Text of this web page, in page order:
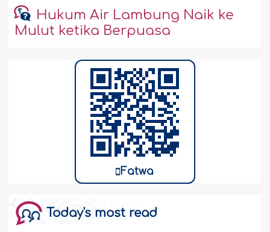
Hukum Air Lambung Naik ke
Mulut ketika Berpuasa
Fatwa
Today's most read